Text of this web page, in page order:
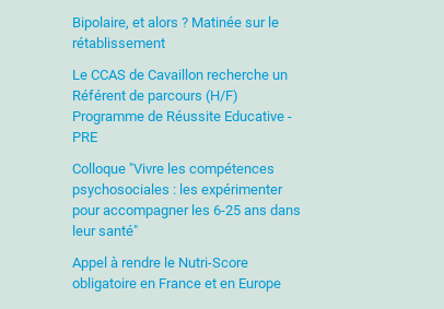
Bipolaire, et alors ? Matinée sur le
rétablissement
Le CCAS de Cavaillon recherche un
Référent de parcours (H/F)
Programme de Réussite Educative -
PRE
Colloque "Vivre les compétences
psychosociales : les expérimenter
pour accompagner les 6-25 ans dans
leur santé"
Appel à rendre le Nutri-Score
obligatoire en France et en Europe